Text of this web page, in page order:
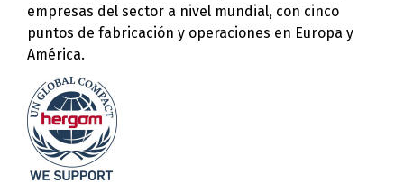
empresas del sector a nivel mundial, con cinco
puntos de fabricación y operaciones en Europa y
América.